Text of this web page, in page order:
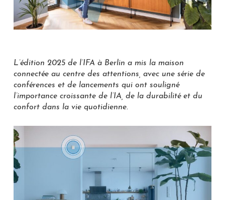
L’édition 2025 de l’IFA à Berlin a mis la maison
connectée au centre des attentions, avec une série de
conférences et de lancements qui ont souligné
l’importance croissante de l’IA, de la durabilité et du
confort dans la vie quotidienne.